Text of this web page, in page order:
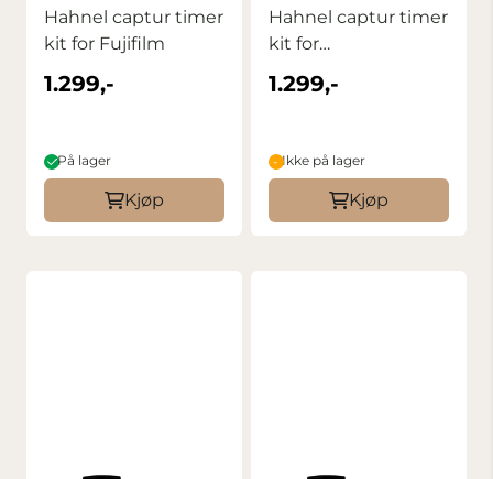
Hahnel captur timer
kit for Fujifilm
1.299,-
På lager
Kjøp
Hahnel captur timer
kit for
Panasonic/Olympus
1.299,-
Ikke på lager
Kjøp